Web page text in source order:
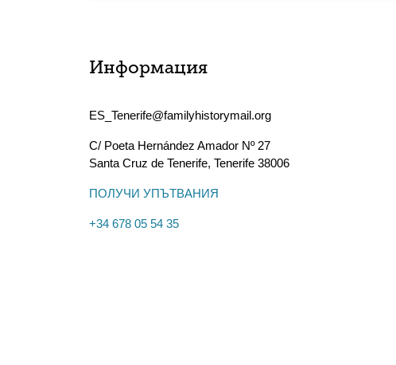
Информация
ES_Tenerife@familyhistorymail.org
C/ Poeta Hernández Amador Nº 27
Santa Cruz de Tenerife, Tenerife 38006
ПОЛУЧИ УПЪТВАНИЯ
+34 678 05 54 35